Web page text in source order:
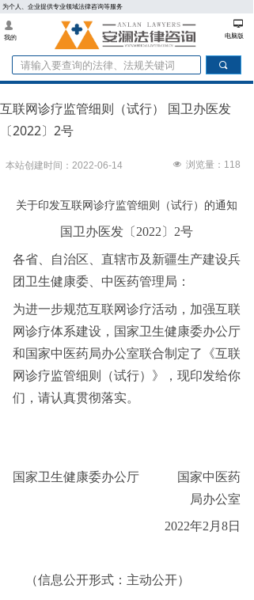
끠
넡
为个人、企业提供专业领域法律咨询等服务
电脑版
넙
我的
互联网诊疗监管细则（试行） 国卫办医发
〔2022〕2号
关于印发互联网诊疗监管细则（试行）的通知
国卫办医发〔 2022〕2号
各省、自治区、直辖市及新疆生产建设兵
团卫生健康委、中医药管理局：
为进一步规范互联网诊疗活动，加强互联
网诊疗体系建设，国家卫生健康委办公厅
和国家中医药局办公室联合制定了《互联
网诊疗监管细则（试行）》，现印发给你
们，请认真贯彻落实。
国家卫生健康委办公厅 国家中医药
局办公室
2022年2月8日
（信息公开形式：主动公开）
本站创建时间： 2022-06-14 넶 浏览量： 118